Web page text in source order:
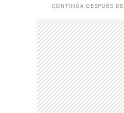
CONTINÚA DESPUÉS